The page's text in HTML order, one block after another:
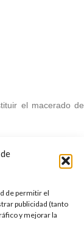
de permitir el
publicidad (tanto
y mejorar la
el macerado de
de oliva
en el